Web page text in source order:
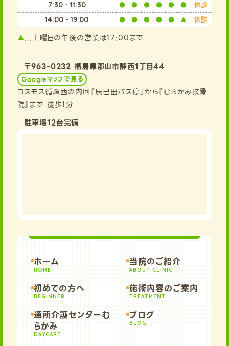
7:30 - 11:30 ● ● ● ● ● ● 休診
14:00 - 19:00 ● ● ● ● ● ▲ 休診
▲...土曜日の午後の営業は17:00まで
〒963-0232 福島県郡山市静西1丁目44
Googleマップで見る
コスモス循環西の内回『辰巳田バス停』から『むらかみ接骨
院』まで 徒歩1分
駐車場12台完備
ホーム
HOME
当院のご紹介
ABOUT CLINIC
初めての方へ
BEGINNER
施術内容のご案内
TREATMENT
通所介護センターむ
らかみ
DAYCARE
ブログ
BLOG